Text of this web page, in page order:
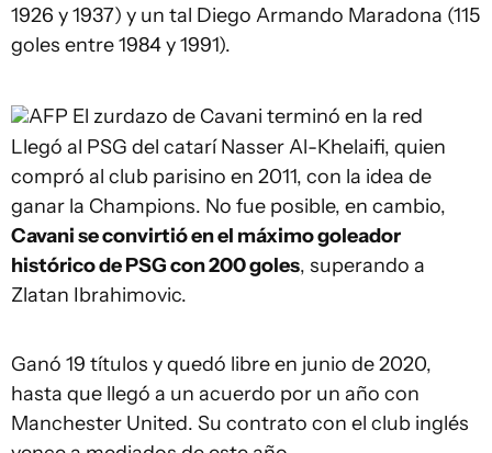
1926 y 1937) y un tal Diego Armando Maradona (115
goles entre 1984 y 1991).
AFP El zurdazo de Cavani terminó en la red
Llegó al PSG del catarí Nasser Al-Khelaifi, quien
compró al club parisino en 2011, con la idea de
ganar la Champions. No fue posible, en cambio,
Cavani se convirtió en el máximo goleador
histórico de PSG con 200 goles, superando a
Zlatan Ibrahimovic.
Ganó 19 títulos y quedó libre en junio de 2020,
hasta que llegó a un acuerdo por un año con
Manchester United. Su contrato con el club inglés